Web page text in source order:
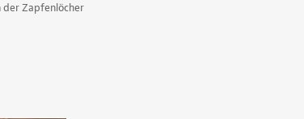
der Zapfenlöcher